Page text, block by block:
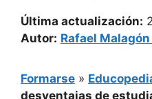
Última actualización:
Autor: Rafael
Formarse »
desventajas de